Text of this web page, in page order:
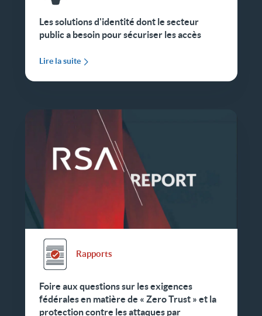
Les solutions d'identité dont le secteur
public a besoin pour sécuriser les accès
Lire la suite
Rapports
Foire aux questions sur les exigences
fédérales en matière de « Zero Trust » et la
protection contre les attaques par